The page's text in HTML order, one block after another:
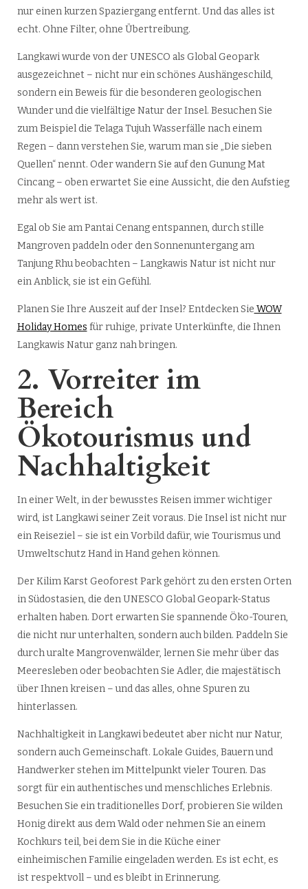
nur einen kurzen Spaziergang entfernt. Und das alles ist
echt. Ohne Filter, ohne Übertreibung.
Langkawi wurde von der UNESCO als Global Geopark
ausgezeichnet – nicht nur ein schönes Aushängeschild,
sondern ein Beweis für die besonderen geologischen
Wunder und die vielfältige Natur der Insel. Besuchen Sie
zum Beispiel die Telaga Tujuh Wasserfälle nach einem
Regen – dann verstehen Sie, warum man sie „Die sieben
Quellen“ nennt. Oder wandern Sie auf den Gunung Mat
Cincang – oben erwartet Sie eine Aussicht, die den Aufstieg
mehr als wert ist.
Egal ob Sie am Pantai Cenang entspannen, durch stille
Mangroven paddeln oder den Sonnenuntergang am
Tanjung Rhu beobachten – Langkawis Natur ist nicht nur
ein Anblick, sie ist ein Gefühl.
Planen Sie Ihre Auszeit auf der Insel? Entdecken Sie WOW
Holiday Homes für ruhige, private Unterkünfte, die Ihnen
Langkawis Natur ganz nah bringen.
2. Vorreiter im
Bereich
Ökotourismus und
Nachhaltigkeit
In einer Welt, in der bewusstes Reisen immer wichtiger
wird, ist Langkawi seiner Zeit voraus. Die Insel ist nicht nur
ein Reiseziel – sie ist ein Vorbild dafür, wie Tourismus und
Umweltschutz Hand in Hand gehen können.
Der Kilim Karst Geoforest Park gehört zu den ersten Orten
in Südostasien, die den UNESCO Global Geopark-Status
erhalten haben. Dort erwarten Sie spannende Öko-Touren,
die nicht nur unterhalten, sondern auch bilden. Paddeln Sie
durch uralte Mangrovenwälder, lernen Sie mehr über das
Meeresleben oder beobachten Sie Adler, die majestätisch
über Ihnen kreisen – und das alles, ohne Spuren zu
hinterlassen.
Nachhaltigkeit in Langkawi bedeutet aber nicht nur Natur,
sondern auch Gemeinschaft. Lokale Guides, Bauern und
Handwerker stehen im Mittelpunkt vieler Touren. Das
sorgt für ein authentisches und menschliches Erlebnis.
Besuchen Sie ein traditionelles Dorf, probieren Sie wilden
Honig direkt aus dem Wald oder nehmen Sie an einem
Kochkurs teil, bei dem Sie in die Küche einer
einheimischen Familie eingeladen werden. Es ist echt, es
ist respektvoll – und es bleibt in Erinnerung.